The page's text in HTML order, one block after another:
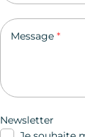
Message *
Newsletter